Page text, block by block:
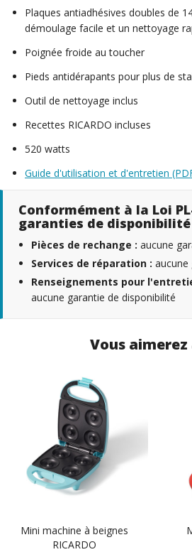
Plaques antiadhésives doubles de
démoulage facile et un nettoyage
Poignée froide au toucher
Pieds antidérapants pour plus de
Outil de nettoyage inclus
Recettes RICARDO incluses
520 watts
Guide d'utilisation et d'entretien
Conformément à la Loi
garanties de disponibilité
Pièces de rechange : aucune
Services de réparation : aucune
Renseignements pour
aucune garantie de disponibilité
Vous aimerez
Mini machine à beignes
RICARDO